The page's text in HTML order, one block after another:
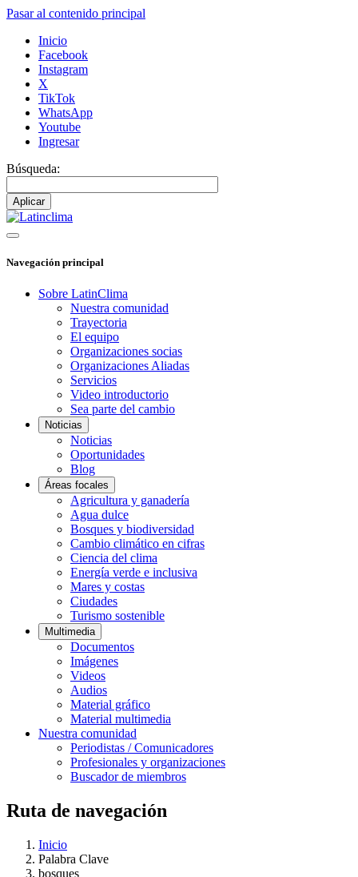
Pasar al contenido principal
Inicio
Facebook
Instagram
X
TikTok
WhatsApp
Youtube
Ingresar
Búsqueda:
Navegación principal
Sobre LatinClima
Nuestra comunidad
Trayectoria
El equipo
Organizaciones socias
Organizaciones Aliadas
Servicios
Video introductorio
Sea parte del cambio
Noticias
Noticias
Oportunidades
Blog
Áreas focales
Agricultura y ganadería
Agua dulce
Bosques y biodiversidad
Cambio climático en cifras
Ciencia del clima
Energía verde e inclusiva
Mares y costas
Ciudades
Turismo sostenible
Multimedia
Documentos
Imágenes
Videos
Audios
Material gráfico
Material multimedia
Nuestra comunidad
Periodistas / Comunicadores
Profesionales y organizaciones
Buscador de miembros
Ruta de navegación
Inicio
Palabra Clave
bosques